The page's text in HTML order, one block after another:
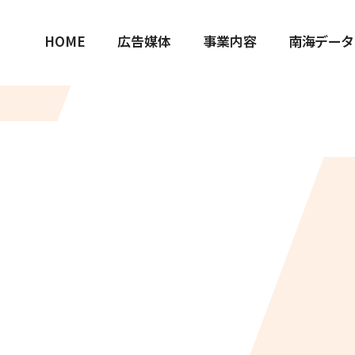
HOME 広告媒体 事業内容 南海データ